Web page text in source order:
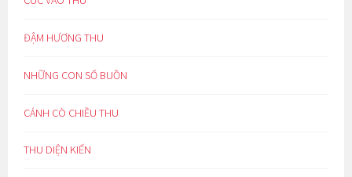
ĐẬM HƯƠNG THU
NHỮNG CON SỐ BUỒN
CÁNH CÒ CHIỀU THU
THU DIỆN KIẾN